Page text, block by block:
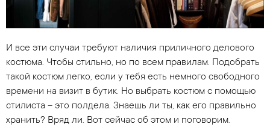
И все эти случаи требуют наличия приличного делового
костюма. Чтобы стильно, но по всем правилам. Подобрать
такой костюм легко, если у тебя есть немного свободного
времени на визит в бутик. Но выбрать костюм с помощью
стилиста – это полдела. Знаешь ли ты, как его правильно
хранить? Вряд ли. Вот сейчас об этом и поговорим.